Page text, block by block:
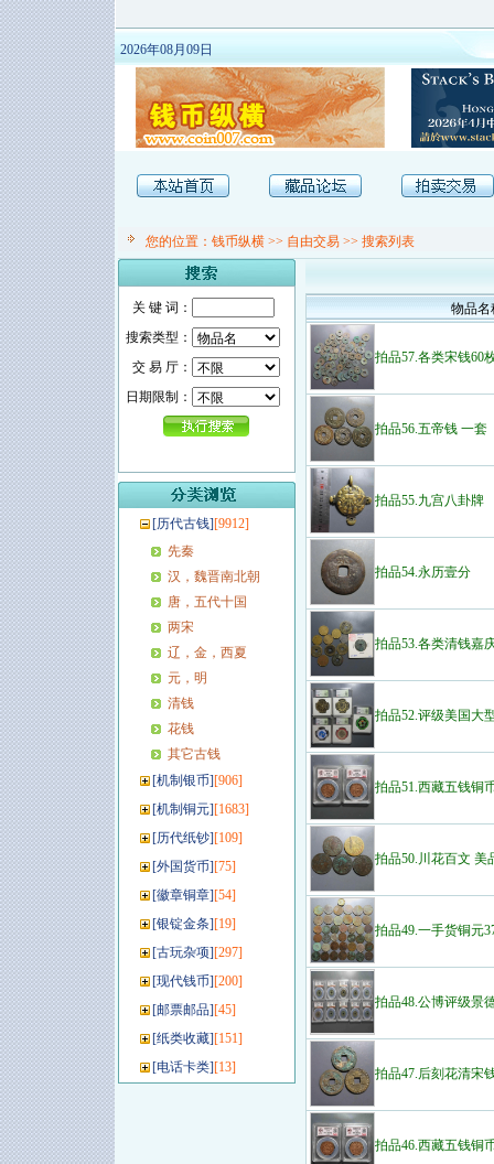
2026年08月09日
您的位置： 钱币纵横>> 自由交易>> 搜索列表
关 键 词：
搜索类型：
交 易 厅：
日期限制：
[历代古钱][9912]
先秦
汉，魏晋南北朝
唐，五代十国
两宋
辽，金，西夏
元，明
清钱
花钱
其它古钱
[机制银币][906]
[机制铜元][1683]
[历代纸钞][109]
[外国货币][75]
[徽章铜章][54]
[银锭金条][19]
[古玩杂项][297]
[现代钱币][200]
[邮票邮品][45]
[纸类收藏][151]
[电话卡类][13]
物品名
拍品57.各类宋钱60
拍品56.五帝钱 一套
拍品55.九宫八卦牌
拍品54.永历壹分
拍品53.各类清钱嘉
拍品52.评级美国大
拍品51.西藏五钱铜
拍品50.川花百文 美
拍品49.一手货铜元
拍品48.公博评级景
拍品47.后刻花清宋
拍品46.西藏五钱铜